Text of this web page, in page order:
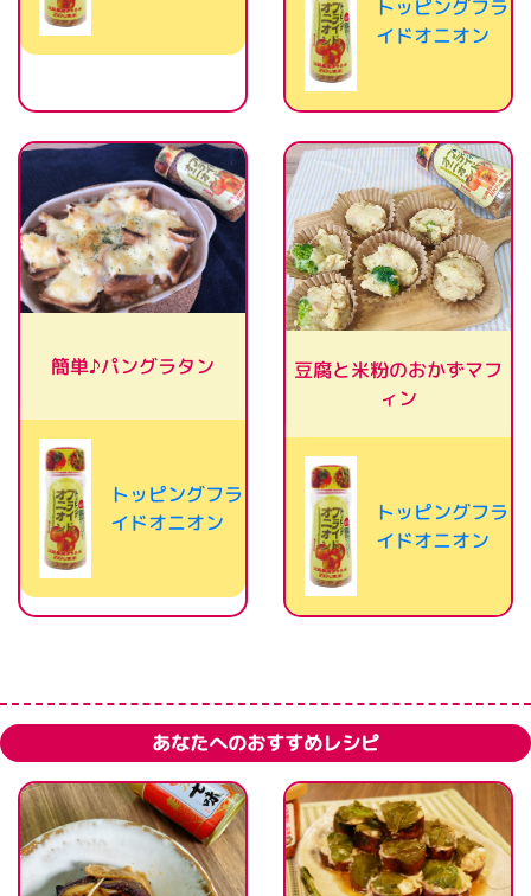
トッピングフラ
イドオニオン
簡単♪パングラタン
トッピングフラ
イドオニオン
豆腐と米粉のおかずマフ
ィン
トッピングフラ
イドオニオン
あなたへのおすすめレシピ